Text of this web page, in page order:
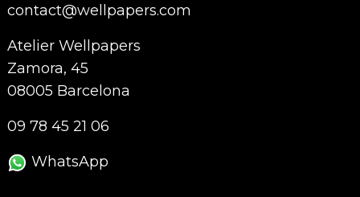
contact@wellpapers.com
Atelier Wellpapers
Zamora, 45
08005 Barcelona
09 78 45 21 06
WhatsApp